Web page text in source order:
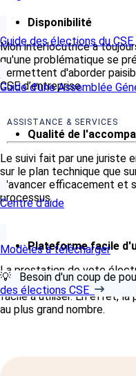
Guide des élections du CSE
Guide d'une Assemblée
ASSISTANCE & SERVICES
Centre d'aide
Modèles à télécharger
💡 Besoin d'un coup de
des élections CSE
Disponibilité
Mon interlocutrice a
qu'une problématique se
permettent d'aborder
CSE d’entreprise.
Qualité de
Le suivi fait par une juriste
sur le plan technique que
d'avancer efficacement
processus.
Plateforme facile
La prestation de vote
été agréablement
facile à utiliser. En effet,
au plus grand nombre.